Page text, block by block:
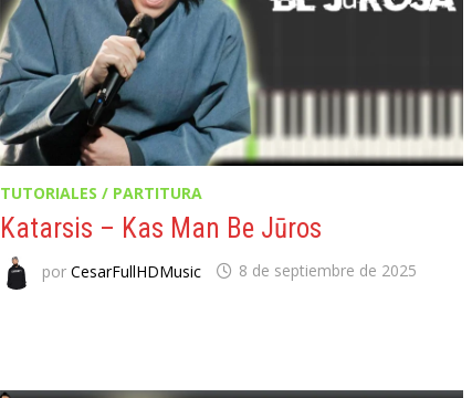
TUTORIALES / PARTITURA
Katarsis – Kas Man Be Jūros
por CesarFullHDMusic 8 de septiembre de 2025